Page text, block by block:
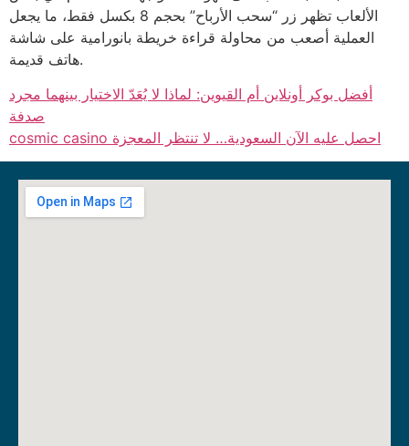
الألعاب تظهر زر “سحب الأرباح” بحجم 8 بكسل فقط، ما يجعل
العملية أصعب من محاولة قراءة خريطة بانورامية على شاشة
هاتف قديمة.
أفضل بوكر أونلاين أم القيوين: لماذا لا يُعَدّ الاختيار بينهما مجرد
صدفة
cosmic casino احصل عليه الآن السعودية… لا تنتظر المعجزة